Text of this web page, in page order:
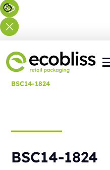
Βρίσκεστε εδώ: Αρχική
BSC14-1824
BSC14-1824